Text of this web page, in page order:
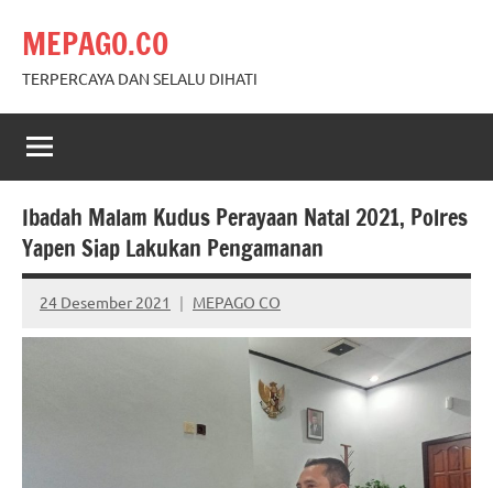
content
MEPAGO.CO
TERPERCAYA DAN SELALU DIHATI
Ibadah Malam Kudus Perayaan Natal 2021, Polres
Yapen Siap Lakukan Pengamanan
24 Desember 2021 MEPAGO CO
No
comments